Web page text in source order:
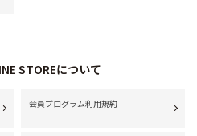
STOREについて
会員プログラム利用規約